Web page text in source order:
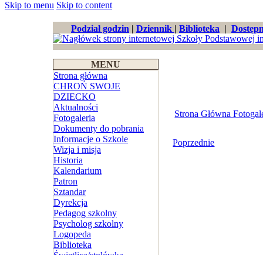
Skip to menu Skip to content
Podział godzin | Dziennik | Biblioteka |
MENU
Strona główna
CHROŃ SWOJE
DZIECKO
Aktualności
Fotogaleria
Dokumenty do pobrania
Informacje o Szkole
Wizja i misja
Historia
Kalendarium
Patron
Sztandar
Dyrekcja
Pedagog szkolny
Psycholog szkolny
Logopeda
Biblioteka
Strona Główna
Poprzednie